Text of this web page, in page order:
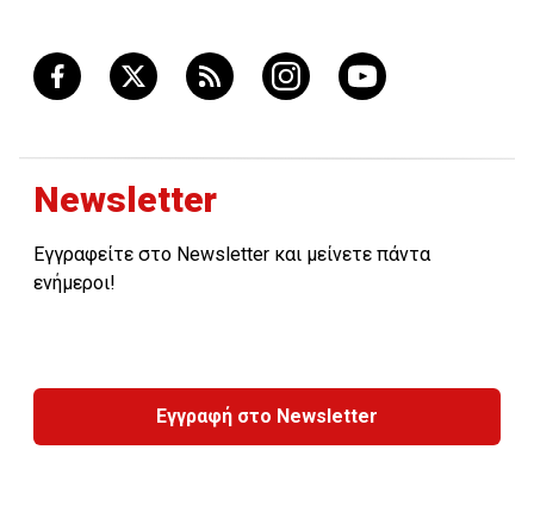
Newsletter
Εγγραφείτε στο Newsletter και μείνετε πάντα
ενήμεροι!
Εγγραφή στο Newsletter